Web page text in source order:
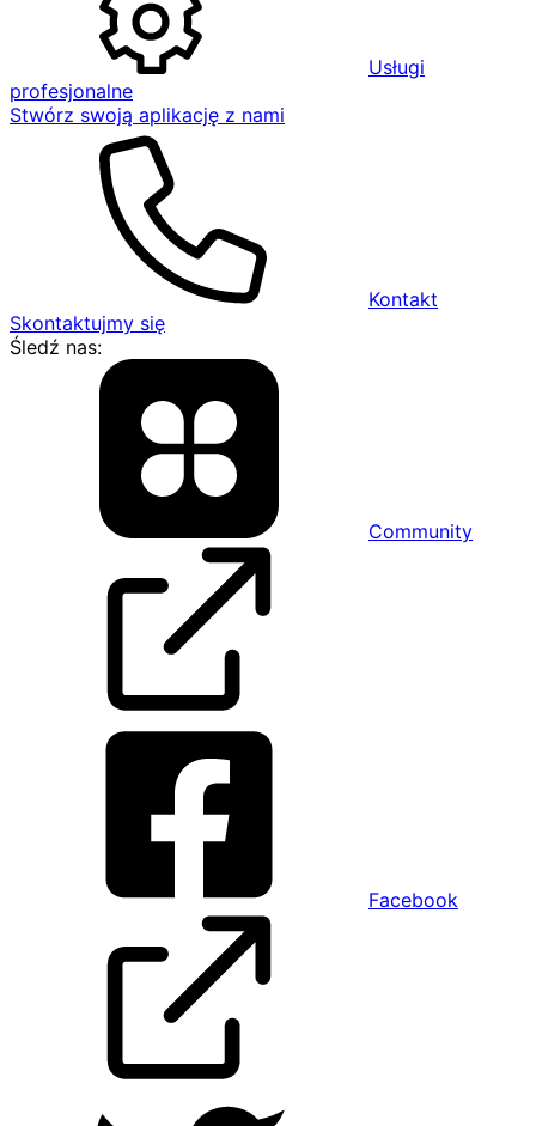
Usługi
profesjonalne
Stwórz swoją aplikację z nami
Kontakt
Skontaktujmy się
Śledź nas:
Community
Facebook